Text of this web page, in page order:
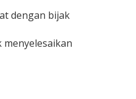
dengan bijak